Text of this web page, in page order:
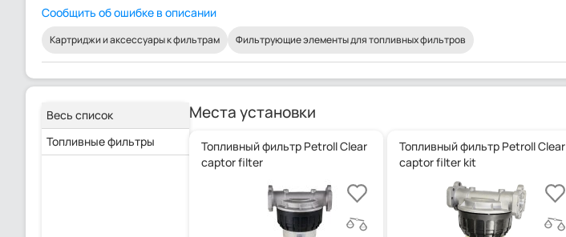
Сообщить об ошибке в описании
Картриджи и аксессуары к фильтрам Фильтрующие элементы для топливных фильтров
Весь список
Топливные фильтры
Места установки
Топливный фильтр Petroll Clear
captor filter
Топливный фильтр Petroll Clear
captor filter kit